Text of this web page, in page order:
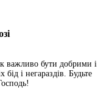
важливо бути добрими і
і негараздів. Будьте